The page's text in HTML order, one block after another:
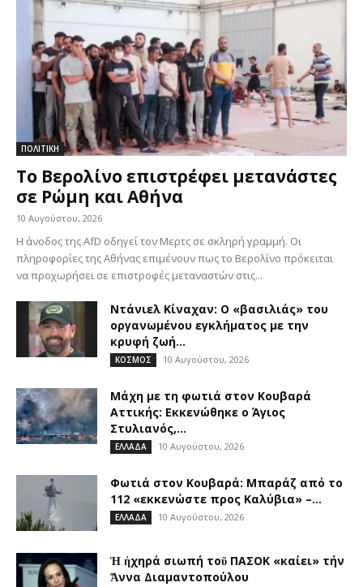
ΠΟΛΙΤΙΚΗ
Το Βερολίνο επιστρέφει μετανάστες
σε Ρώμη και Αθήνα
10 Αυγούστου, 2026
Η άνοδος της AfD οδηγεί τον Μερτς σε σκληρή γραμμή. Οι
πληροφορίες της Αθήνας επιμένουν πως το Βερολίνο πρόκειται
να προχωρήσει σε επιστροφές μεταναστών στις...
Ντάνιελ Κίναχαν: Ο «βασιλιάς» του
οργανωμένου εγκλήματος με την
κρυφή ζωή...
ΚΟΣΜΟΣ 10 Αυγούστου, 2026
Μάχη με τη φωτιά στον Κουβαρά
Αττικής: Εκκενώθηκε ο Άγιος
Στυλιανός,...
ΕΛΛΑΔΑ 10 Αυγούστου, 2026
Φωτιά στον Κουβαρά: Μπαράζ από το
112 «εκκενώστε προς Καλύβια» –...
ΕΛΛΑΔΑ 10 Αυγούστου, 2026
Ἡ ἠχηρά σιωπή τοῦ ΠΑΣΟΚ «καίει» τήν
Ἄννα Διαμαντοπούλου